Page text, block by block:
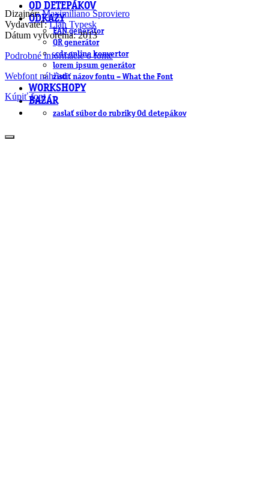
OD DETEPÁKOV
ODKAZY
EAN generátor
QR generátor
.cdr online konvertor
lorem ipsum generátor
zistiť názov fontu – What the Font
WORKSHOPY
BAZÁR
zaslať súbor do rubriky Od detepákov
Dizajnér:Maximiliano Sproviero
Vydavateľ:Lián Typesk
Dátum vytvorenia: 2013
Podrobné informácie o fonte
Webfont náhľad
Kúpiť font